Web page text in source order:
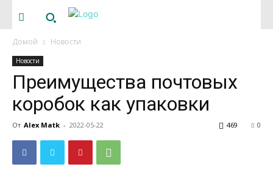
Домой Новости
Новости
Преимущества почтовых
коробок как упаковки
От Alex Matk - 2022-05-22 0
469